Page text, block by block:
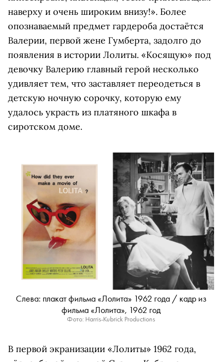
наверху и очень широким внизу!». Более
опознаваемый предмет гардероба достаётся
Валерии, первой жене Гумберта, задолго до
появления в истории Лолиты. «Косящую» под
девочку Валерию главный герой несколько
удивляет тем, что заставляет переодеться в
детскую ночную сорочку, которую ему
удалось украсть из платяного шкафа в
сиротском доме.
Слева: плакат фильма «Лолита» 1962 года / кадр из
фильма «Лолита», 1962 год
Фото: Harris-Kubrick Productions
В первой экранизации «Лолиты» 1962 года,